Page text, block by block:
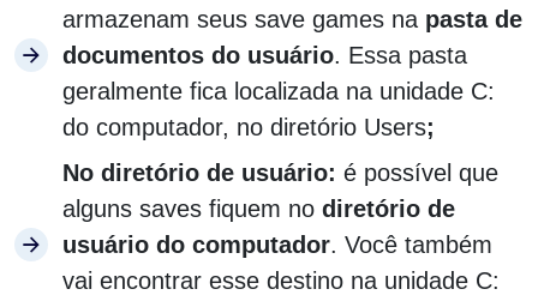
armazenam seus save games na pasta de
documentos do usuário. Essa pasta
geralmente fica localizada na unidade C:
do computador, no diretório Users;
No diretório de usuário: é possível que
alguns saves fiquem no diretório de
usuário do computador. Você também
vai encontrar esse destino na unidade C: